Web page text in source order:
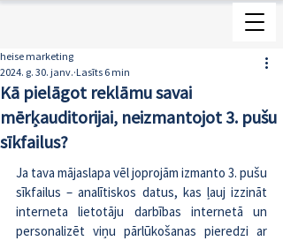
Kā pielāgot reklāmu savai
mērķauditorijai, neizmantojot 3. pušu
sīkfailus?
heise marketing
2024. g. 30. janv. Lasīts 6 min
Ja tava mājaslapa vēl joprojām izmanto 3. pušu
sīkfailus – analītiskos datus, kas ļauj izzināt
interneta lietotāju darbības internetā un
personalizēt viņu pārlūkošanas pieredzi ar